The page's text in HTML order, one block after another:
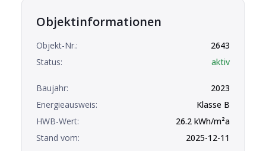
Objektinformationen
Objekt-Nr.:
2643
Status:
aktiv
Baujahr:
2023
Energieausweis:
Klasse B
HWB-Wert:
26.2 kWh/m²a
Stand vom:
2025-12-11